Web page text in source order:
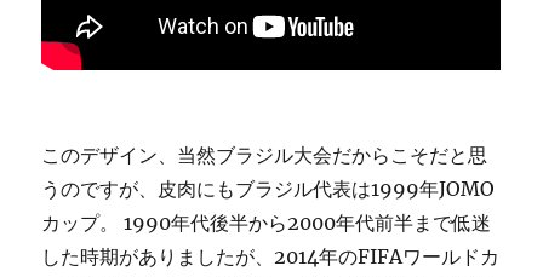
このデザイン、当然ブラジル大会だからこそだと思
うのですが、皮肉にもブラジル代表は1999年JOMO
カップ。 1990年代後半から2000年代前半まで低迷
した時期がありましたが、2014年のFIFAワールドカ